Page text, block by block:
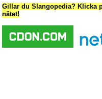
Gillar du Slangopedia? Klicka
nätet!